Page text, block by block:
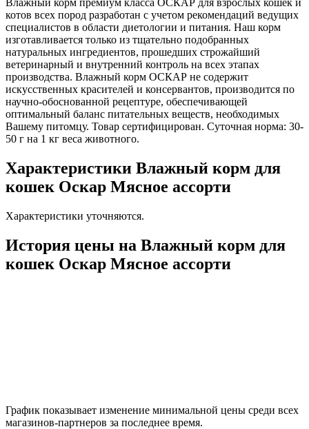
Влажный корм премиум класса ОСКАР для взрослых кошек и
котов всех пород разработан с учетом рекомендаций ведущих
специалистов в области диетологии и питания. Наш корм
изготавливается только из тщательно подобранных
натуральных ингредиентов, прошедших строжайший
ветеринарный и внутренний контроль на всех этапах
производства. Влажный корм ОСКАР не содержит
искусственных красителей и консервантов, производится по
научно-обоснованной рецептуре, обеспечивающей
оптимальный баланс питательных веществ, необходимых
Вашему питомцу. Товар сертифицирован. Суточная норма: 30-
50 г на 1 кг веса животного.
Характеристики Влажный корм для
кошек Оскар Мясное ассорти
Характеристики уточняются.
История цены на Влажный корм для
кошек Оскар Мясное ассорти
График показывает изменение минимальной цены среди всех
магазинов-партнеров за последнее время.